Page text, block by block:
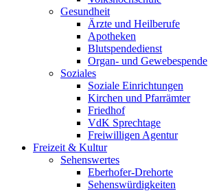
Gesundheit
Ärzte und Heilberufe
Apotheken
Blutspendedienst
Organ- und Gewebespende
Soziales
Soziale Einrichtungen
Kirchen und Pfarrämter
Friedhof
VdK Sprechtage
Freiwilligen Agentur
Freizeit & Kultur
Sehenswertes
Eberhofer-Drehorte
Sehenswürdigkeiten